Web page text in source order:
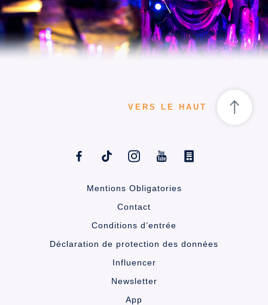
VERS LE HAUT
Mentions Obligatories
Contact
Conditions d’entrée
Déclaration de protection des données
Influencer
Newsletter
App